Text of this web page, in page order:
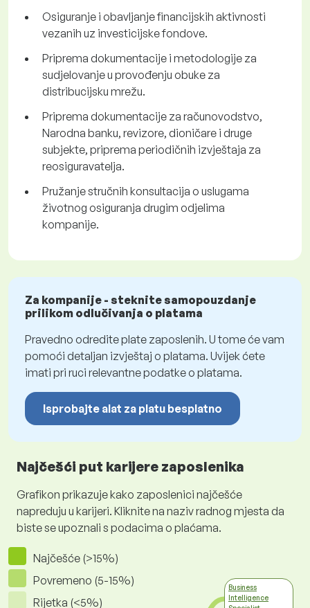
Osiguranje i obavljanje financijskih aktivnosti
vezanih uz investicijske fondove.
Priprema dokumentacije i metodologije za
sudjelovanje u provođenju obuke za
distribucijsku mrežu.
Priprema dokumentacije za računovodstvo,
Narodna banku, revizore, dioničare i druge
subjekte, priprema periodičnih izvještaja za
reosiguravatelja.
Pružanje stručnih konsultacija o uslugama
životnog osiguranja drugim odjelima
kompanije.
Za kompanije - steknite samopouzdanje
prilikom odlučivanja o platama
Pravedno odredite plate zaposlenih. U tome će vam
pomoći detaljan izvještaj o platama. Uvijek ćete
imati pri ruci relevantne podatke o platama.
Isprobajte alat za platu besplatno
Najčešći put karijere zaposlenika
Grafikon prikazuje kako zaposlenici najčešće
napreduju u karijeri. Kliknite na naziv radnog mjesta da
biste se upoznali s podacima o plaćama.
Najčešće (>15%)
Povremeno (5-15%)
Rijetka (<5%)
Business
Intelligence